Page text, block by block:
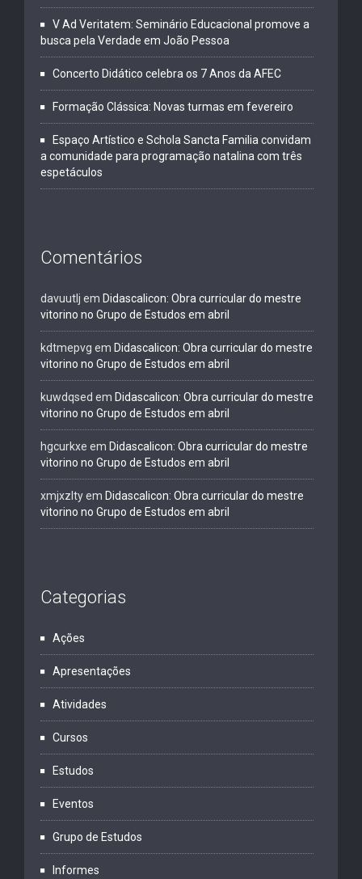
V Ad Veritatem: Seminário Educacional promove a
busca pela Verdade em João Pessoa
Concerto Didático celebra os 7 Anos da AFEC
Formação Clássica: Novas turmas em fevereiro
Espaço Artístico e Schola Sancta Familia convidam
a comunidade para programação natalina com três
espetáculos
Comentários
davuutlj em Didascalicon: Obra curricular do mestre
vitorino no Grupo de Estudos em abril
kdtmepvg em Didascalicon: Obra curricular do mestre
vitorino no Grupo de Estudos em abril
kuwdqsed em Didascalicon: Obra curricular do mestre
vitorino no Grupo de Estudos em abril
hgcurkxe em Didascalicon: Obra curricular do mestre
vitorino no Grupo de Estudos em abril
xmjxzltyem Didascalicon: Obra curricular do mestre
vitorino no Grupo de Estudos em abril
Categorias
Ações
Apresentações
Atividades
Cursos
Estudos
Eventos
Grupo de Estudos
Informes